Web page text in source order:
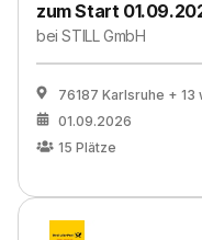
zum Start
beiSTILL GmbH
76187 Karlsruhe + 13
01.09.2026
15 Plätze